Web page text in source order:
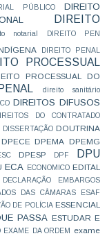
PÚBLICO
DIREITO
DIREITO
notarial DIREITO PEN
DIREITO PENAL
PROCESSUAL
PROCESSUAL DO
direito sanitário
DIREITOS DIFUSOS
DO CONTRATADO
DISSERTAÇÃO DOUTRINA
DPECE DPEMA
DPEMG
DPESP DPF DPU
ECA ECONOMICO EDITAL
EMBARGOS
DAS CÂMARAS
ESAF
DE POLÍCIA ESSENCIAL
PASSA ESTUDAR E
EXAME DA ORDEM
exame